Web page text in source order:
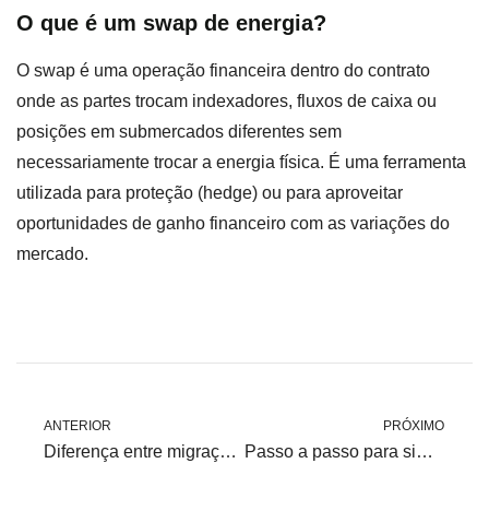
O que é um swap de energia?
O swap é uma operação financeira dentro do contrato
onde as partes trocam indexadores, fluxos de caixa ou
posições em submercados diferentes sem
necessariamente trocar a energia física. É uma ferramenta
utilizada para proteção (hedge) ou para aproveitar
oportunidades de ganho financeiro com as variações do
mercado.
ANTERIOR
Diferença entre migração via varejista e como consumidor direto
PRÓXIMO
Passo a passo para simular economia com energia solar no ambiente livre